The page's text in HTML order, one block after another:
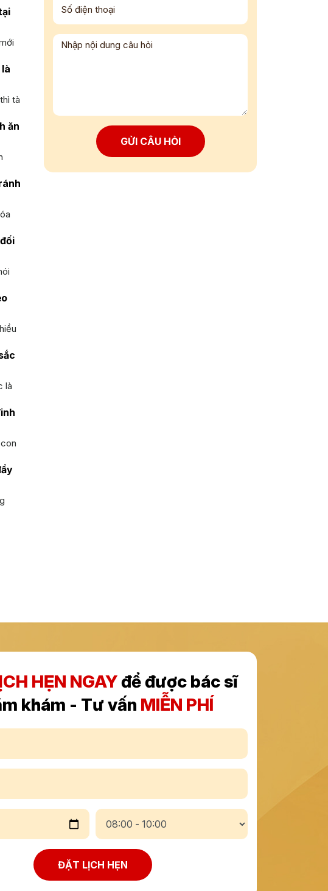
tà
ăn
là
GỬI CÂU HỎI
HẸN NGAYđể được bác sĩ
khám - Tư vấn MIỄN PHÍ
ĐẶT LỊCH HẸN